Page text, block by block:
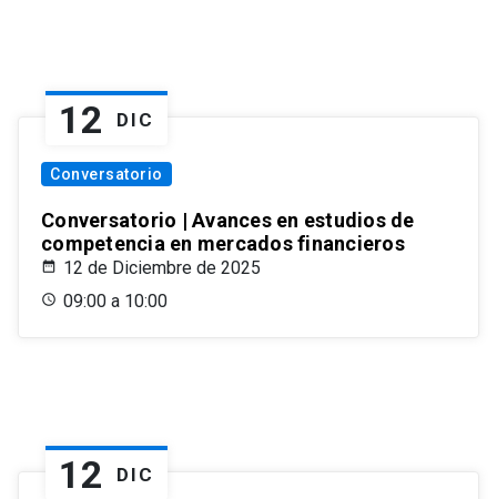
12 DIC
Conversatorio
Conversatorio | Avances en estudios de
competencia en mercados financieros
12 de Diciembre de 2025
09:00 a 10:00
12 DIC